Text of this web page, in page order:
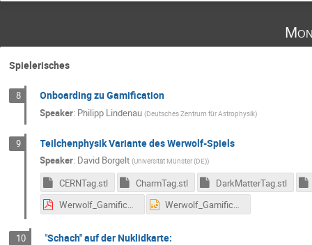
Spielerisches
8 Onboarding zu Gamification
Speaker: Philipp Lindenau (Deutsches Zentrum für Astrophysik)
9 Teilchenphysik Variante des Werwolf-Spiels
Speaker: David Borgelt (Universität Münster (DE))
CERNTag.stl CharmTag.stl
DarkMatterTag.stl
Werwolf_Gamification.pdf
Werwolf_Gamification.pptx
10 "Schach" auf der Nuklidkarte: